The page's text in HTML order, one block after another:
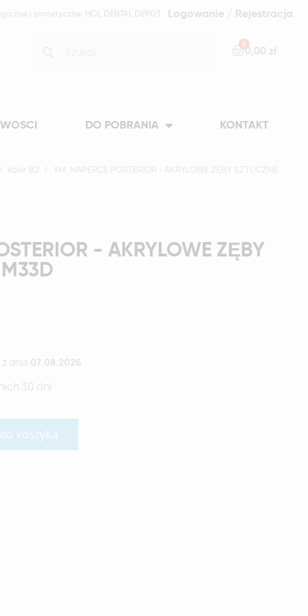
i protetyczne: HOL DENTAL DEPOT Logowanie / Rejestracja
0,00 zł
DO POBRANIA KONTAKT
kolor B2 YM. NAPERCE POSTERIOR - AKRYLOWE ZĘBY SZTUCZNE
- AKRYLOWE ZĘBY
z dnia 07.08.2026
30 dni
koszyka